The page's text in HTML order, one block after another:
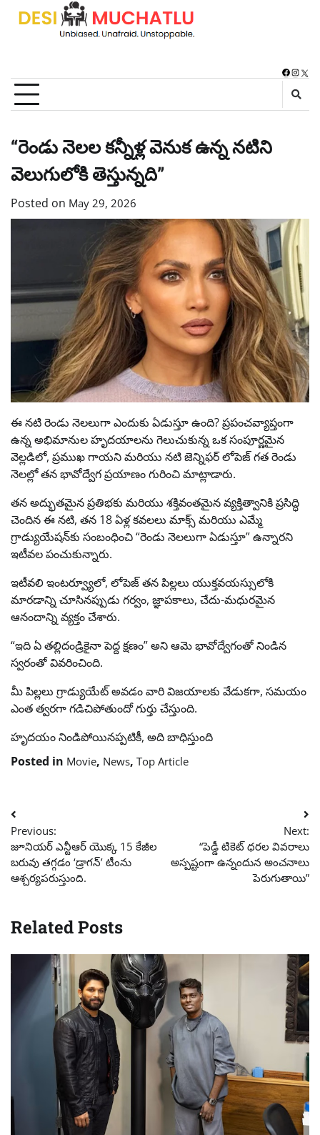
Skip
X
“రెండు నెలల కన్నీళ్ల వెనుక ఉన్న నటిని
వెలుగులోకి తెస్తున్నది”
Posted on May 29, 2026
ఈ నటి రెండు నెలలుగా ఎందుకు ఏడుస్తూ ఉంది? ప్రపంచవ్యాప్తంగా
ఉన్న అభిమానుల హృదయాలను గెలుచుకున్న ఒక సంపూర్ణమైన
వెల్లడిలో, ప్రముఖ గాయని మరియు నటి జెన్నిఫర్ లోపెజ్ గత రెండు
నెలల్లో తన భావోద్వేగ ప్రయాణం గురించి మాట్లాడారు.
తన అద్భుతమైన ప్రతిభకు మరియు శక్తివంతమైన వ్యక్తిత్వానికి ప్రసిద్ధి
చెందిన ఈ నటి, తన 18 ఏళ్ల కవలలు మాక్స్ మరియు ఎమ్మే
గ్రాడ్యుయేషన్‌కు సంబంధించి “రెండు నెలలుగా ఏడుస్తూ” ఉన్నారని
ఇటీవల పంచుకున్నారు.
ఇటీవలి ఇంటర్వ్యూలో, లోపెజ్ తన పిల్లలు యుక్తవయస్సులోకి
మారడాన్ని చూసినప్పుడు గర్వం, జ్ఞాపకాలు, చేదు-మధురమైన
ఆనందాన్ని వ్యక్తం చేశారు.
“ఇది ఏ తల్లిదండ్రికైనా పెద్ద క్షణం” అని ఆమె భావోద్వేగంతో నిండిన
స్వరంతో వివరించింది.
మీ పిల్లలు గ్రాడ్యుయేట్ అవడం వారి విజయాలకు వేడుకగా, సమయం
ఎంత త్వరగా గడిచిపోతుందో గుర్తు చేస్తుంది.
హృదయం నిండిపోయినప్పటికీ, అది బాధిస్తుంది
Posted in Movie, News, Top Article
Post
navigation
Previous:
జూనియర్ ఎన్టీఆర్ యొక్క 15 కేజీల
బరువు తగ్గడం ‘డ్రాగన్’ టీంను
ఆశ్చర్యపరుస్తుంది.
Next:
“పెడ్డీ టికెట్ ధరల వివరాలు
అస్పష్టంగా ఉన్నందున అంచనాలు
పెరుగుతాయి”
Related Posts